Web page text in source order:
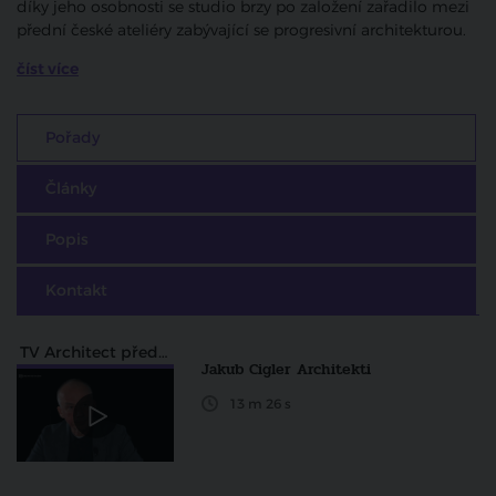
díky jeho osobnosti se studio brzy po založení zařadilo mezi
přední české ateliéry zabývající se progresivní architekturou.
číst více
Pořady
Články
Popis
Kontakt
TV Architect představuje
Jakub Cigler Architekti
13 m 26 s